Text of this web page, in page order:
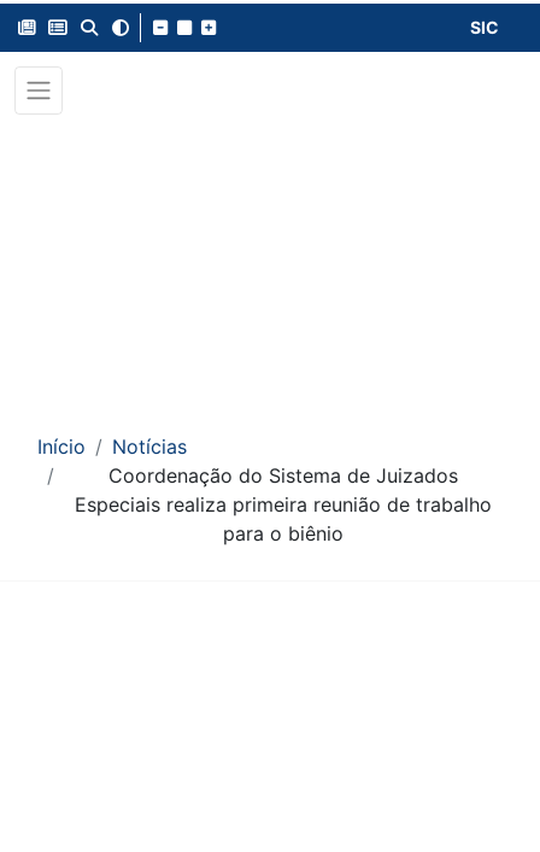
SIC
Início
Notícias
Coordenação do Sistema de Juizados
Especiais realiza primeira reunião de trabalho
para o biênio